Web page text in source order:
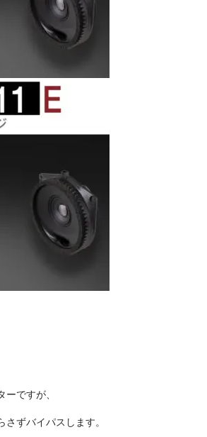
ーですが、
ずバイパスします。